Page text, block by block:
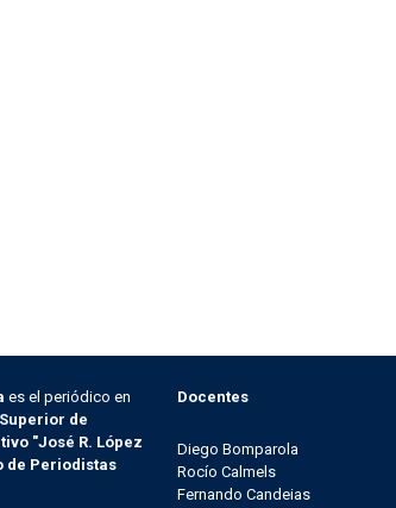
es el periódico en
de
"José R. López
de Periodistas
Docentes
Diego Bomparola
Rocío Calmels
Fernando Candeias